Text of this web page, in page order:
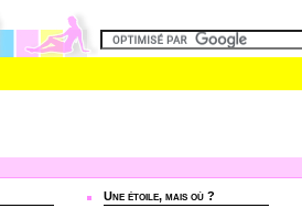
Une étoile, mais où ?